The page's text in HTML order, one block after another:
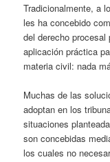
Tradicionalmente, a
les ha concebido
del derecho
aplicación práctica
materia civil: nada
Muchas de las
adoptan en los
situaciones
son concebidas
los cuales no